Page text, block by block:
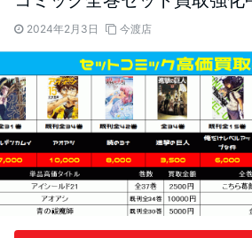
2024年2月3日 今渡店